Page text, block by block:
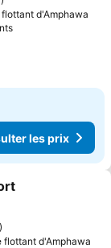
d'Amphawa
Consulter les
les prix
favoris
flottant d'Amphawa